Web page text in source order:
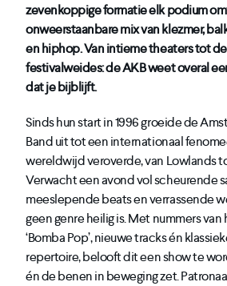
zevenkoppige formatie elk podium
onweerstaanbare mix van klezmer,
en hiphop. Van intieme theaters tot
festivalweides: de AKB weet overal
dat je bijblijft.
Sinds hun start in 1996 groeide de
Band uit tot een internationaal
wereldwijd veroverde, van Lowlands
Verwacht een avond vol scheurende
meeslepende beats en verrassende
geen genre heilig is. Met nummers
‘Bomba Pop’, nieuwe tracks én
repertoire, belooft dit een show te
én de benen in beweging zet.